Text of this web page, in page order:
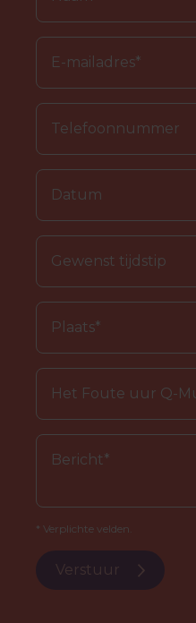
* Verplichte velden.
Verstuur